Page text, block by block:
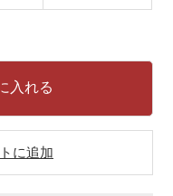
入れる
に追加